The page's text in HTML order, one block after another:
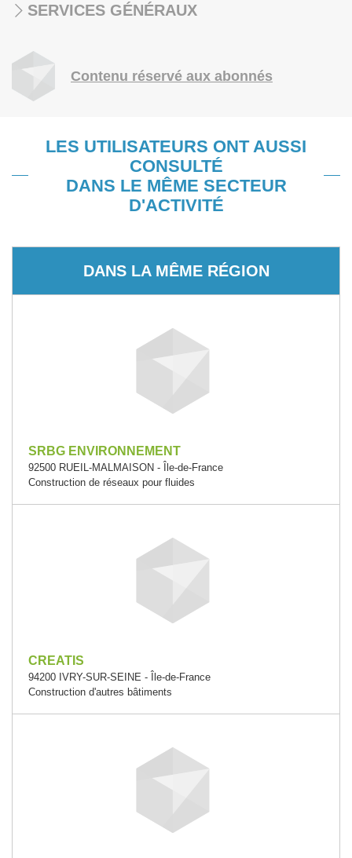
SERVICES GÉNÉRAUX
Contenu réservé aux abonnés
LES UTILISATEURS ONT AUSSI
CONSULTÉ
DANS LE MÊME SECTEUR
D'ACTIVITÉ
DANS LA MÊME RÉGION
SRBG ENVIRONNEMENT
92500 RUEIL-MALMAISON - Île-de-France
Construction de réseaux pour fluides
CREATIS
94200 IVRY-SUR-SEINE - Île-de-France
Construction d'autres bâtiments